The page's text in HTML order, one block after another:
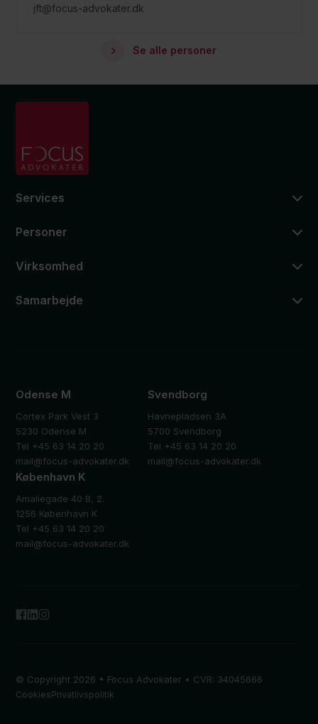
jft@focus-advokater.dk
Se alle personer
Services
Personer
Virksomhed
Samarbejde
Odense M
Cortex Park Vest 3
5230 Odense M
Tel +45 63 14 20 20
mail@focus-advokater.dk
Svendborg
Havnepladsen 3A
5700 Svendborg
Tel +45 63 14 20 20
mail@focus-advokater.dk
København K
Amaliegade 40 B, 2.
1256 København K
Tel +45 63 14 20 20
mail@focus-advokater.dk
© Copyright 2026 • Focus Advokater • CVR: 34045666
CookiesPrivatlivspolitik